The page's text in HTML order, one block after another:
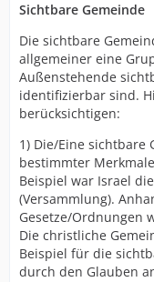
Sichtbare Gemeinde
Die sichtbare
allgemeiner eine
Außenstehende
identifizierbar sind.
berücksichtigen:
1) Die/Eine sichtbare
bestimmter
Beispiel war Israel
(Versammlung).
Gesetze/Ordnungen
Die christliche
Beispiel für die
durch den Glauben